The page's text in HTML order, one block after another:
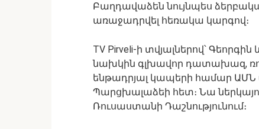
Բաղդավաձեն նույնպես
առաջադրվել հեռակա կարգով։
TV Pirveli-ի տվյալներով՝
նախկին գլխավոր դատախազ,
ենթադրյալ կապերի համար
Պարցխալաձեի հետ։ Նա
Ռուսաստանի Դաշնությունում։